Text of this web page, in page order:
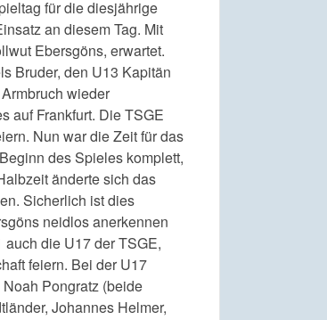
für die diesjährige
an diesem Tag. Mit
Ebersgöns, erwartet.
Bruder, den U13 Kapitän
wieder
auf Frankfurt. Die TSGE
Nun war die Zeit für das
des Spieles komplett,
änderte sich das
Sicherlich ist dies
neidlos anerkennen
die U17 der TSGE,
feiern. Bei der U17
Pongratz (beide
Johannes Helmer,